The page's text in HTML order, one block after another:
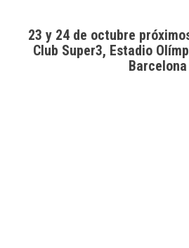
23 y 24 de octubre
Club Super3, Estadio
Barcelona